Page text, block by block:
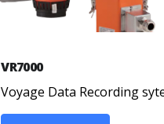
VR7000
Voyage Data Recording